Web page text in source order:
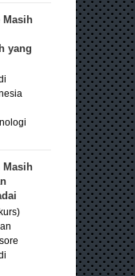
Masih
yang
Masih